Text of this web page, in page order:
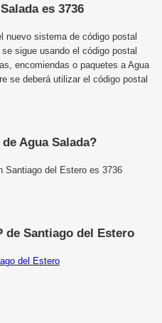
es 3736
nuevo sistema de código postal
sigue usando el código postal
encomiendas o paquetes a Agua
se deberá utilizar el código postal
Agua Salada?
Santiago del Estero es 3736
de Santiago del Estero
del Estero